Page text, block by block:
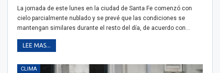
La jornada de este lunes en la ciudad de Santa Fe comenzó con
cielo parcialmente nublado y se prevé que las condiciones se
mantengan similares durante el resto del día, de acuerdo con…
LEE MAS...
CLIMA